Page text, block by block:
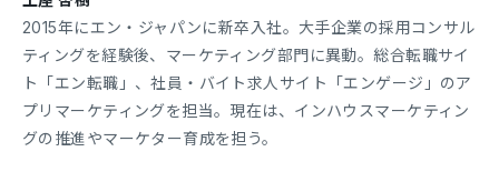
2015年にエン・ジャパンに新卒入社。大手企業の採用コンサル
ティングを経験後、マーケティング部門に異動。総合転職サイ
ト「エン転職」、社員・バイト求人サイト「エンゲージ」のア
プリマーケティングを担当。現在は、インハウスマーケティン
グの推進やマーケター育成を担う。